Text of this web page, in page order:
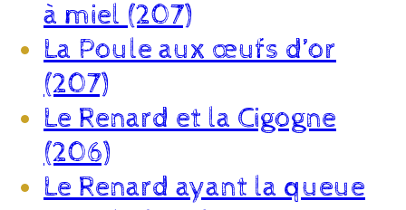
à miel (207)
La Poule aux œufs d’or
(207)
Le Renard et la Cigogne
(206)
Le Renard ayant la queue